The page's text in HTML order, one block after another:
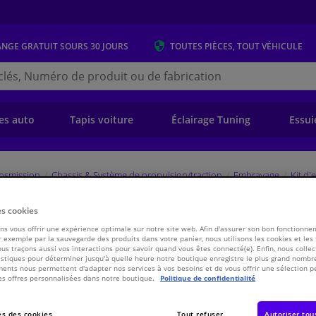
GRATUITSOURS 30 JOURS TOUTES PIÈCES, TOUT VÉHICULE
auto Tapis voiture Éclairage Tuning
Chassis & Système de propulsion/traction Embrayage Kit
Valeo
€ 192,15
cookies
vous offrir une expérience optimale sur notre site web. Afin d'assurer son bon
exemple par la sauvegarde des produits dans votre panier, nous utilisons les cookies et les
traçons aussi vos interactions pour savoir quand vous êtes connecté(e). Enfin, nous
pour déterminer jusqu'à quelle heure notre boutique enregistre le plus grand
nous permettent d'adapter nos services à vos besoins et de vous offrir une sélection
offres personnalisées dans notre boutique.
Politique de confidentialité
des cookies Tout refuser Autoriser